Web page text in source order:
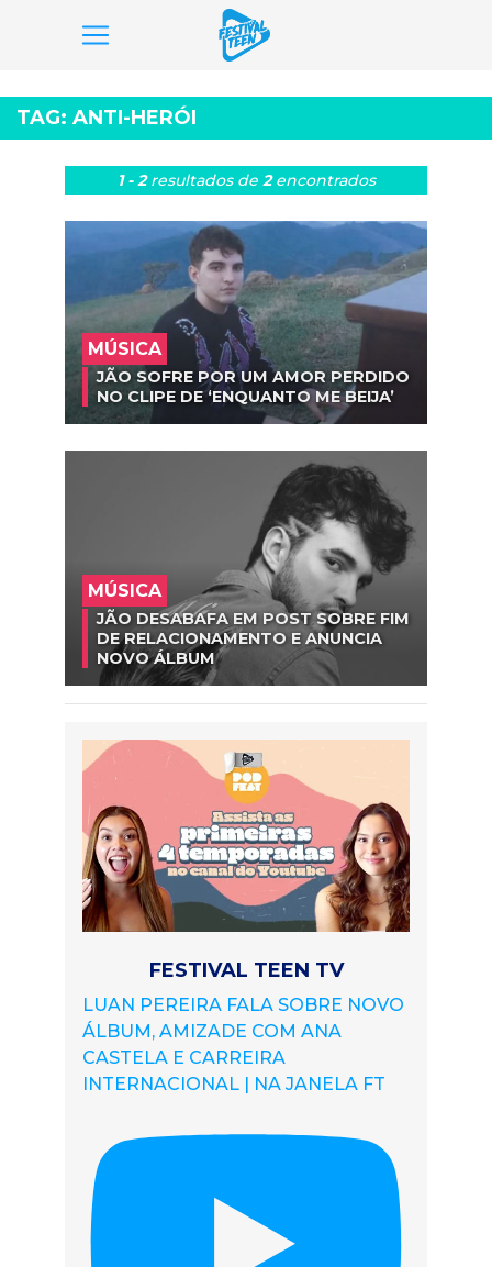
para
o
conteúdo
TAG: ANTI-HERÓI
1 - 2resultados de 2encontrados
MÚSICA
JÃO SOFRE POR UM AMOR PERDIDO
NO CLIPE DE ‘ENQUANTO ME BEIJA’
MÚSICA
JÃO DESABAFA EM POST SOBRE FIM
DE RELACIONAMENTO E ANUNCIA
NOVO ÁLBUM
FESTIVAL TEEN TV
LUAN PEREIRA FALA SOBRE NOVO
ÁLBUM, AMIZADE COM ANA
CASTELA E CARREIRA
INTERNACIONAL | NA JANELA FT